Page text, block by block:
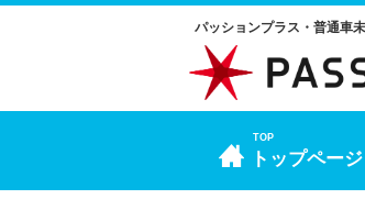
パッションプラス・普通車
TOP
トップページ